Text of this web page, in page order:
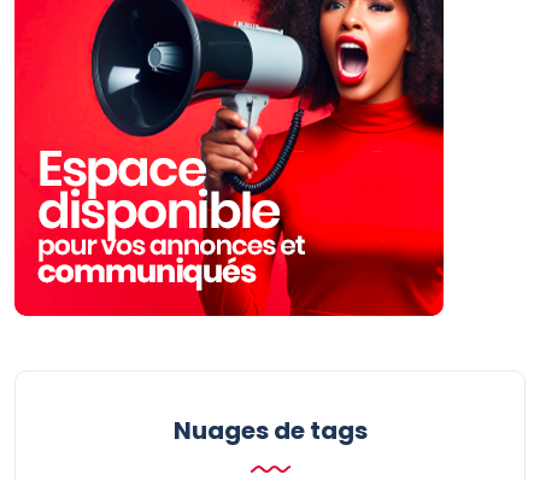
Nuages ​​de tags